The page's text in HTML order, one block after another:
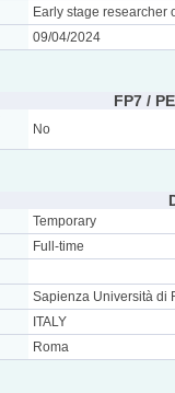
Early stage researcher
09/04/2024
FP7 /
No
Temporary
Full-time
Sapienza Università di
ITALY
Roma